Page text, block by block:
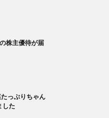
株主優待が届
っぷりちゃん
した